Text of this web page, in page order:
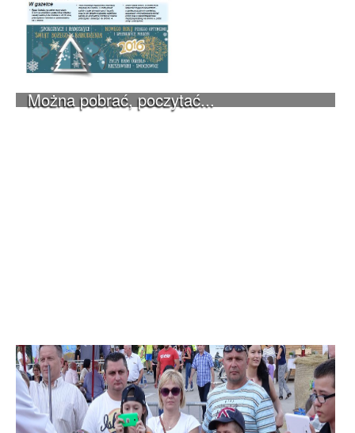
Można pobrać, poczytać...